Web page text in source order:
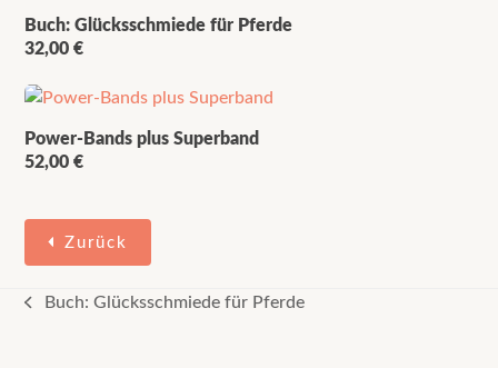
Buch: Glücksschmiede für Pferde
32,00€
Power-Bands plus Superband
52,00€
Zurück
vorheriger
Buch: Glücksschmiede für Pferde